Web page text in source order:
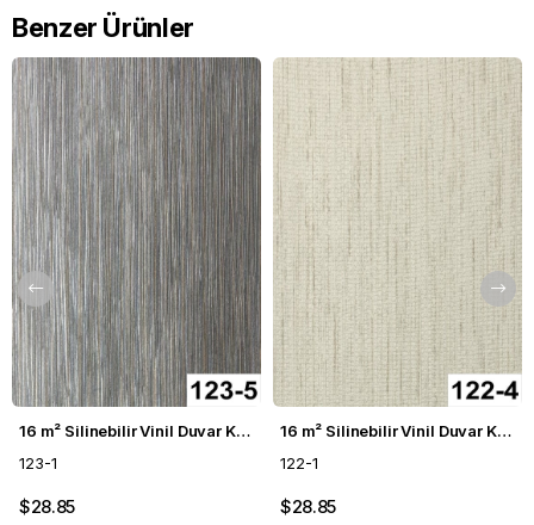
Benzer Ürünler
16 m² Silinebilir Vinil Duvar Kağıdı DH-123
123-1
$28.85
16 m² Silinebilir Vinil Duvar Kağıdı DH-122
122-1
$28.85